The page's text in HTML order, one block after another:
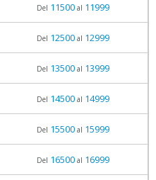
Del 11500al 11999
Del 12500al 12999
Del 13500al 13999
Del 14500al 14999
Del 15500al 15999
Del 16500al 16999